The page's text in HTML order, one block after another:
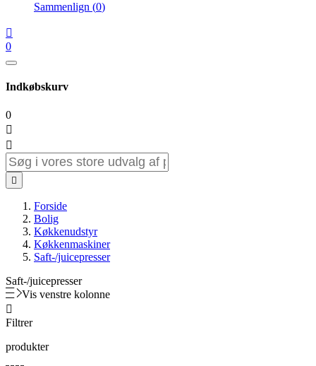
Sammenlign (0)

0
Indkøbskurv
0



Forside
Bolig
Køkkenudstyr
Køkkenmaskiner
Saft-/juicepresser
Saft-/juicepresser
Vis venstre kolonne

Filtrer
produkter